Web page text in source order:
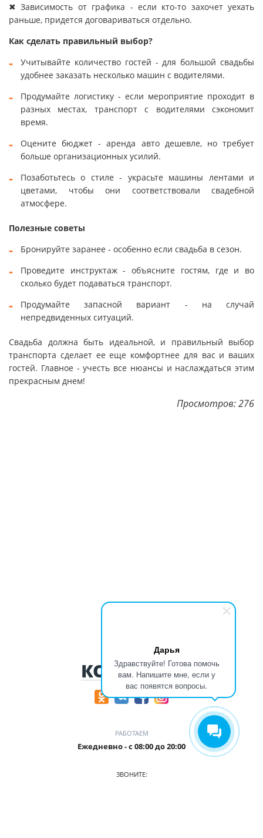
Дарья
Здравствуйте! Готова помочь
вам. Напишите мне, если у
вас появятся вопросы.
✖ Зависимость от графика - если кто-то захочет уехать
раньше, придется договариваться отдельно.
Как сделать правильный выбор?
Учитывайте количество гостей - для большой свадьбы
удобнее заказать несколько машин с водителями.
Продумайте логистику - если мероприятие проходит в
разных местах, транспорт с водителями сэкономит
время.
Оцените бюджет - аренда авто дешевле, но требует
больше организационных усилий.
Позаботьтесь о стиле - украсьте машины лентами и
цветами, чтобы они соответствовали свадебной
атмосфере.
Полезные советы
Бронируйте заранее - особенно если свадьба в сезон.
Проведите инструктаж - объясните гостям, где и во
сколько будет подаваться транспорт.
Продумайте запасной вариант - на случай
непредвиденных ситуаций.
Свадьба должна быть идеальной, и правильный выбор
транспорта сделает ее еще комфортнее для вас и ваших
гостей. Главное - учесть все нюансы и наслаждаться этим
прекрасным днем!
Просмотров: 276
КОНТАКТЫ
РАБОТАЕМ
Ежедневно - с 08:00 до 20:00
ЗВОНИТЕ: